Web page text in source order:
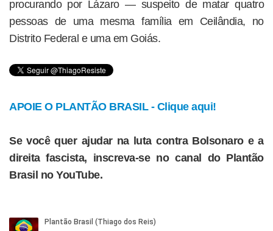
procurando por Lázaro — suspeito de matar quatro
pessoas de uma mesma família em Ceilândia, no
Distrito Federal e uma em Goiás.
APOIE O PLANTÃO BRASIL - Clique aqui!
Se você quer ajudar na luta contra Bolsonaro e a
direita fascista, inscreva-se no canal do Plantão
Brasil no YouTube.